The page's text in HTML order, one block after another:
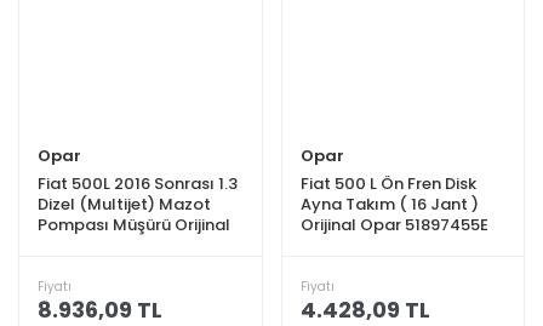
Opar
Fiat 500L 2016 Sonrası 1.3
Dizel (Multijet) Mazot
Pompası Müşürü Orijinal
Fiyatı
8.936,09 TL
Opar
Fiat 500 L Ön Fren Disk
Ayna Takım ( 16 Jant )
Orijinal Opar 51897455E
Fiyatı
4.428,09 TL